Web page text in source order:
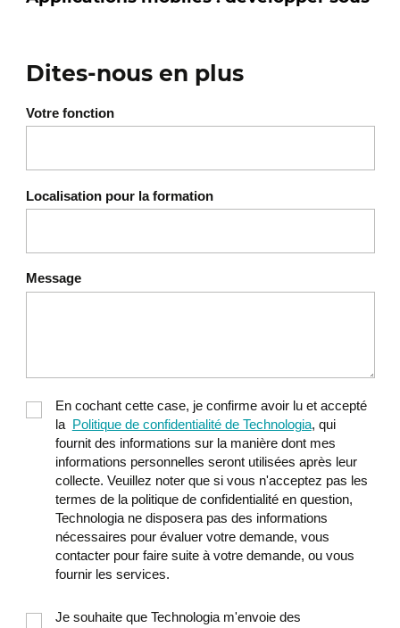
Dites-nous en plus
Votre fonction
Localisation pour la formation
Message
En cochant cette case, je confirme avoir lu et accepté
la Politique de confidentialité de Technologia, qui
fournit des informations sur la manière dont mes
informations personnelles seront utilisées après leur
collecte. Veuillez noter que si vous n'acceptez pas les
termes de la politique de confidentialité en question,
Technologia ne disposera pas des informations
nécessaires pour évaluer votre demande, vous
contacter pour faire suite à votre demande, ou vous
fournir les services.
Je souhaite que Technologia m'envoie des